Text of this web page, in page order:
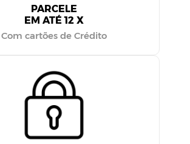
PARCELE
EM ATÉ 12 X
Com cartões de Crédito